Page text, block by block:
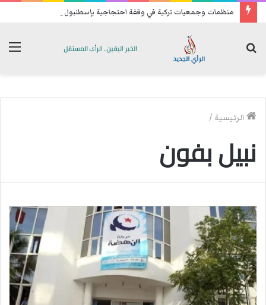
الرئيسية /
نبيل بفون